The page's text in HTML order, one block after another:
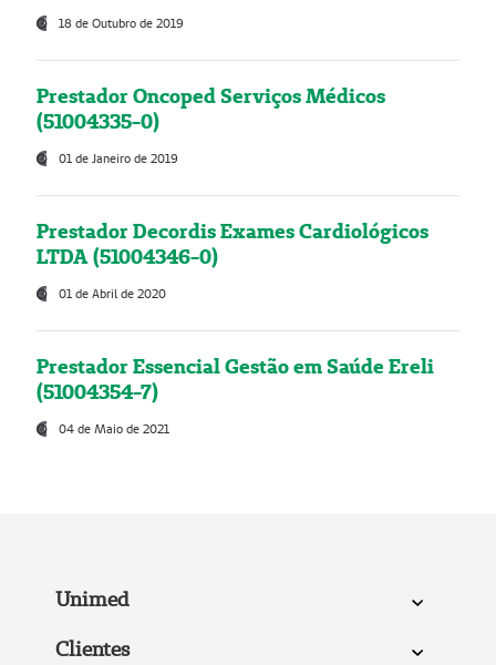
18 de Outubro de 2019
Prestador Oncoped Serviços Médicos
(51004335-0)
01 de Janeiro de 2019
Prestador Decordis Exames Cardiológicos
LTDA (51004346-0)
01 de Abril de 2020
Prestador Essencial Gestão em Saúde Ereli
(51004354-7)
04 de Maio de 2021
Unimed
Clientes